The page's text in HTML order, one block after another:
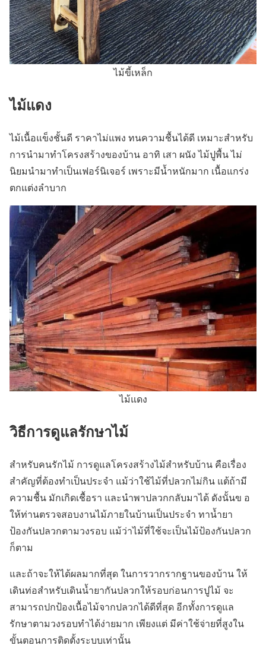
ไม้ขี้เหล็ก
ไม้แดง
ไม้เนื้อแข็งชั้นดี ราคาไม่แพง ทนความชื้นได้ดี เหมาะสำหรับ
การนำมาทำโครงสร้างของบ้าน อาทิ เสา ผนัง ไม้ปูพื้น ไม่
นิยมนำมาทำเป็นเฟอร์นิเจอร์ เพราะมีน้ำหนักมาก เนื้อแกร่ง
ตกแต่งลำบาก
ไม้แดง
วิธีการดูแลรักษาไม้
สำหรับคนรักไม้ การดูแลโครงสร้างไม้สำหรับบ้าน คือเรื่อง
สำคัญที่ต้องทำเป็นประจำ แม้ว่าใช้ไม้ที่ปลวกไม่กิน แต้ถ้ามี
ความชื้น มักเกิดเชื้อรา และนำพาปลวกกลับมาได้ ดังนั้นข อ
ให้ท่านตรวจสอบงานไม้ภายในบ้านเป็นประจำ ทาน้ำยา
ป้องกันปลวกตามวงรอบ แม้ว่าไม้ที่ใช้จะเป็นไม้ป้องกันปลวก
ก็ตาม
และถ้าจะให้ได้ผลมากที่สุด ในการวากรากฐานของบ้าน ให้
เดินท่อสำหรับเดินน้ำยากันปลวกให้รอบก่อนการปูไม้ จะ
สามารถปกป้องเนื้อไม้จากปลวกได้ดีที่สุด อีกทั้งการดูแล
รักษาตามวงรอบทำได้ง่ายมาก เพียงแต่ มีค่าใช้จ่ายที่สูงใน
ขั้นตอนการติดตั้งระบบเท่านั้น